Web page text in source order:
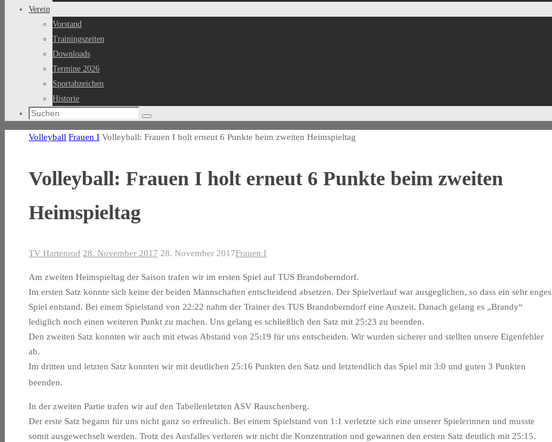
Verein
Vorstand
Trainingszeiten
Downloads
Termine 2026
Sportabzeichen
Historie
Suchen
Suchen
Start
Volleyball Frauen I Volleyball: Frauen I holt erneut 6 Punkte beim zweiten Heimspieltag
Volleyball: Frauen I holt erneut 6 Punkte beim zweiten
Heimspieltag
TV Hartenrod 28. November 2017 28. November 2017Frauen I
Am zweiten Heimspieltag der Saison trafen wir im ersten Spiel auf TUS Brandoberndorf.
Im ersten Satz konnte sich keine der beiden Mannschaften entscheidend absetzen. Der Spielverlauf war ausgeglichen, so dass ein sehr enges
Spiel entstand. Bei einem Spielstand von 22:22 nahm der Trainer des TUS Brandoberndorf eine Auszeit. Danach gelang es „Brandy“
lediglich noch einen weiteren Punkt zu machen. Uns gelang es schließlich den Satz mit 25:23 zu beenden.
Den zweiten Satz konnten wir auch mit etwas Abstand von 25:19 für uns entscheiden. Wir wurden sicherer und stellten unsere Eigenfehler
ab.
Im dritten und letzten Satz konnten wir mit deutlichen 25:16 Punkten den Satz und letztendlich das Spiel mit 3:0 und guten 3 Punkten
beenden.
In der zweiten Partie trafen wir auf den Tabellenletzten ASV Rauschenberg.
Der erste Satz begann für uns nicht ganz so erfreulich. Bei einem Spielstand von 1:1 verletzte sich eine unserer Spielerinnen und musste
somit ausgewechselt werden. Trotz des Ausfalles verloren wir nicht die Konzentration und gewannen den ersten Satz deutlich mit 25:15.